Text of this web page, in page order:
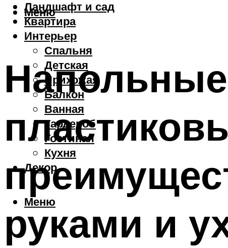
Ландшафт и сад
Квартира
Интерьер
Спальня
Детская
Прихожая
Балкон
Ванная
Гардероб
Гостиная
Кухня
Декор
Меню
Меню
руками и